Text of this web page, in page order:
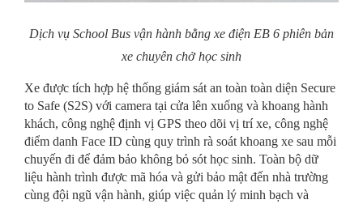
Dịch vụ School Bus vận hành bằng xe điện EB 6 phiên bản
xe chuyên chở học sinh
Xe được tích hợp hệ thống giám sát an toàn toàn diện Secure
to Safe (S2S) với camera tại cửa lên xuống và khoang hành
khách, công nghệ định vị GPS theo dõi vị trí xe, công nghệ
điểm danh Face ID cùng quy trình rà soát khoang xe sau mỗi
chuyến đi để đảm bảo không bỏ sót học sinh. Toàn bộ dữ
liệu hành trình được mã hóa và gửi bảo mật đến nhà trường
cùng đội ngũ vận hành, giúp việc quản lý minh bạch và